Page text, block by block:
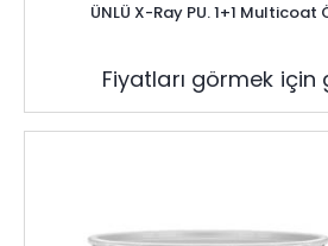
ÜNLÜ X-Ray PU. 1+1 Multicoat
Fiyatları görmek için